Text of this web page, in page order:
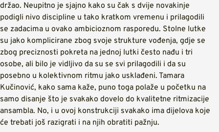
držao. Neupitno je sjajno kako su čak s dvije novakinje
podigli nivo discipline u tako kratkom vremenu i prilagodili
se zadacima u ovako ambicioznom rasporedu. Stolne lutke
su jako komplicirane zbog svoje strukture vođenja, gdje se
zbog preciznosti pokreta na jednoj lutki često nađu i tri
osobe, ali bilo je vidljivo da su se svi prilagodili i da su
posebno u kolektivnom ritmu jako usklađeni. Tamara
Kučinović, kako sama kaže, puno toga polaže u početku na
samo disanje što je svakako dovelo do kvalitetne ritmizacije
ansambla. No, i u ovoj konstrukciji svakako ima dijelova koje
će trebati još razigrati i na njih obratiti pažnju.